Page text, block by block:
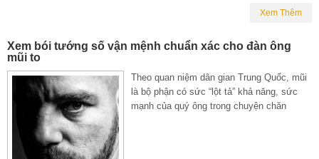
Xem Thêm
Xem bói tướng số vận mệnh chuẩn xác cho đàn ông
mũi to
Theo quan niệm dân gian Trung Quốc, mũi
là bộ phận có sức “lột tả” khả năng, sức
mạnh của quý ông trong chuyện chăn